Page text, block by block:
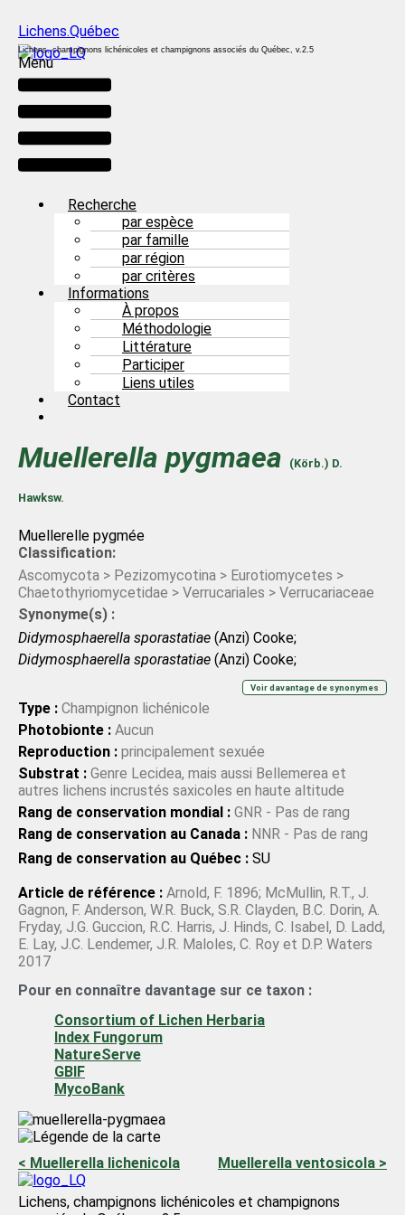
Lichens.Québec
Lichens, champignons lichénicoles et champignons associés du Québec, v.2.5
Menu
Recherche
par espèce
par famille
par région
par critères
Informations
À propos
Méthodologie
Littérature
Participer
Liens utiles
Contact
Muellerella pygmaea (Körb.) D.
Hawksw.
Muellerelle pygmée
Classification:
Ascomycota > Pezizomycotina > Eurotiomycetes >
Chaetothyriomycetidae > Verrucariales > Verrucariaceae
Synonyme(s) :
Didymosphaerella sporastatiae (Anzi) Cooke;
Didymosphaerella sporastatiae (Anzi) Cooke;
(Anzi) G. Winter;
Didymosphaeria sporastatiae(Anzi) G. Winter;
pygmaeus(Körb.) Th. Fr.;
Th. Fr.;Endococcus sporastatiae(Anzi) H. Olivier;
Endococcus sporastatiae(Anzi) H. Olivier;Lichothecium
pygmaeumf.ecatonsporum(Anzi) Arnold;Lichothecium
pygmaeumf.ecatonsporum(Anzi) Arnold;Microthelia
ecatonosporaAnzi;Microthelia ecatonosporaAnzi;
Microthelia pygmaeaKörb.;Microthelia pygmaea
sporastatiae(Anzi) Kuntze;Mycoporum pygmaeum(Körb.)
Jatta;Mycoporum pygmaeum(Körb.) Jatta; Mycoporum
sporastatiae (Anzi) Jatta; Mycoporum sporastatiae(Anzi)
Jatta;
sporastatiae(Anzi) Arnold;Pyrenula pygmaea(Körb.) Tuck.;
(Körb.) Trevis.;Sychnogonia pygmaea(Körb.) Trevis.;
Tichothecium pygmaeum
pygmaeum
ecatonosporumAnzi & G. Winter;
pygmaeumvar.ecatonosporum
Tichothecium sporastatiae
sporastatiaeAnzi;Verrucaria pygmaea(Körb.) Wedd.;
Verrucaria pygmaea
Voir davantage de synonymes
Type : Champignon lichénicole
Photobionte : Aucun
Reproduction : principalement sexuée
Substrat : Genre Lecidea, mais aussi Bellemerea et
autres lichens incrustés saxicoles en haute altitude
Rang de conservation mondial : GNR - Pas de rang
Rang de conservation au Canada : NNR - Pas de rang
Rang de conservation au Québec : SU
Article de référence : Arnold, F. 1896; McMullin, R.T., J.
Gagnon, F. Anderson, W.R. Buck, S.R. Clayden, B.C. Dorin, A.
Fryday, J.G. Guccion, R.C. Harris, J. Hinds, C. Isabel, D. Ladd,
E. Lay, J.C. Lendemer, J.R. Maloles, C. Roy et D.P. Waters
2017
Pour en connaître davantage sur ce taxon :
Consortium of Lichen Herbaria
Index Fungorum
NatureServe
GBIF
MycoBank
< Muellerella lichenicola Muellerella ventosicola >
Lichens, champignons lichénicoles et champignons